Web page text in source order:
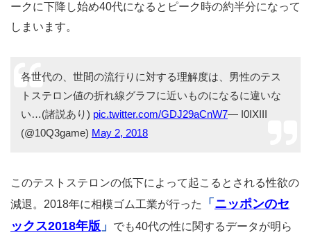
ークに下降し始め40代になるとピーク時の約半分になって
しまいます。
各世代の、世間の流行りに対する理解度は、男性のテス
トステロン値の折れ線グラフに近いものになるに違いな
い…(諸説あり) pic.twitter.com/GDJ29aCnW7— I0IXIII
(@10Q3game) May 2, 2018
このテストステロンの低下によって起こるとされる性欲の
減退。2018年に相模ゴム工業が行った
「 ニッポンのセ
ックス2018年版 」
でも40代の性に関するデータが明ら